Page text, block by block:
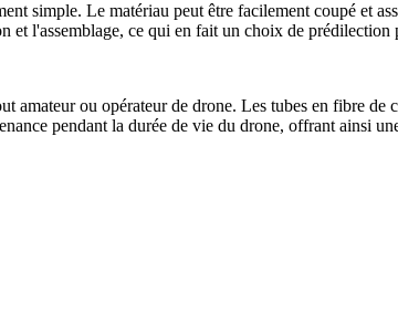
simple. Le matériau peut être facilement coupé et
et l'assemblage, ce qui en fait un choix de
amateur ou opérateur de drone. Les tubes en fibre
pendant la durée de vie du drone, offrant ainsi